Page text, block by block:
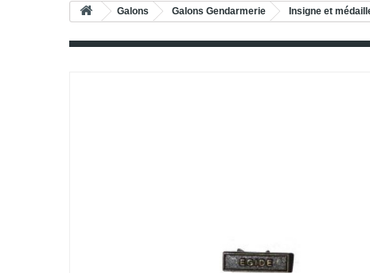
Galons Galons Gendarmerie Insigne et